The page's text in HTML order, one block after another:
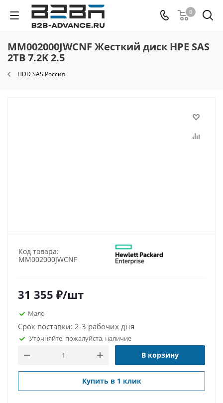
0
MM002000JWCNF Жесткий диск HPE SAS
2TB 7.2K 2.5
HDD SAS Россия
Код товара:
MM002000JWCNF
31 355 ₽/шт
Мало
Срок поставки: 2-3 рабочих дня
Уточняйте, пожалуйста, наличие
В корзину
Купить в 1 клик